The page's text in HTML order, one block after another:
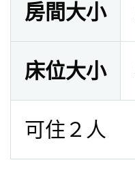
房間大小
床位大小
可住２人